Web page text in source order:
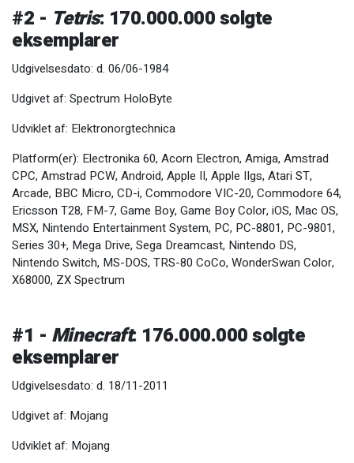
#2 - Tetris: 170.000.000 solgte
eksemplarer
Udgivelsesdato: d. 06/06-1984
Udgivet af: Spectrum HoloByte
Udviklet af: Elektronorgtechnica
Platform(er): Electronika 60, Acorn Electron, Amiga, Amstrad
CPC, Amstrad PCW, Android, Apple II, Apple IIgs, Atari ST,
Arcade, BBC Micro, CD-i, Commodore VIC-20, Commodore 64,
Ericsson T28, FM-7, Game Boy, Game Boy Color, iOS, Mac OS,
MSX, Nintendo Entertainment System, PC, PC-8801, PC-9801,
Series 30+, Mega Drive, Sega Dreamcast, Nintendo DS,
Nintendo Switch, MS-DOS, TRS-80 CoCo, WonderSwan Color,
X68000, ZX Spectrum
#1 - Minecraft: 176.000.000 solgte
eksemplarer
Udgivelsesdato: d. 18/11-2011
Udgivet af: Mojang
Udviklet af: Mojang